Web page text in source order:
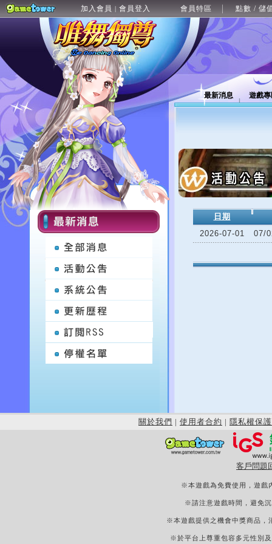
加入會員 | 會員登入 會員特區 點數 / 儲
最新消息 遊戲
日期
2026-07-01
07/
關於我們 | 使用者合約 | 隱私權保護
客戶問題
※本遊戲為免費使用，遊戲
※請注意遊戲時間，避免
※本遊戲提供之機會中獎商品，
※於平台上尊重包容多元性別